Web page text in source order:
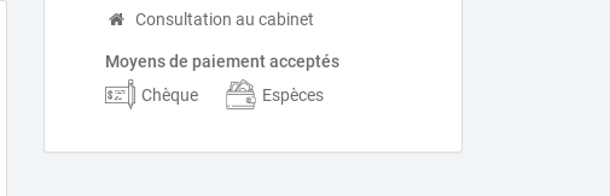
Consultation au cabinet
Moyens de paiement acceptés
Chèque
Espèces